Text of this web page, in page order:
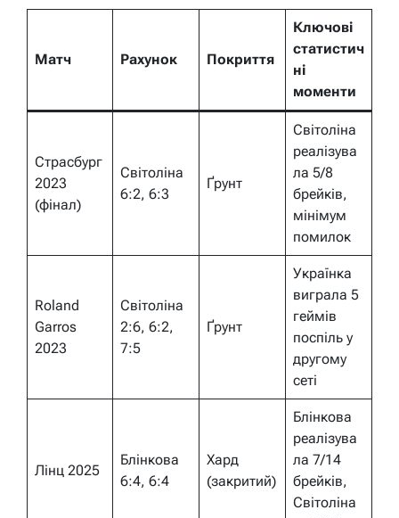
Матч Рахунок Покриття
Ключові
статистич
ні
моменти
Страсбург
2023
(фінал)
Світоліна
6:2, 6:3
Ґрунт
Світоліна
реалізува
ла 5/8
брейків,
мінімум
помилок
Roland
Garros
2023
Світоліна
2:6, 6:2,
7:5
Ґрунт
Українка
виграла 5
геймів
поспіль у
другому
сеті
Лінц 2025
Блінкова
6:4, 6:4
Хард
(закритий)
Блінкова
реалізува
ла 7/14
брейків,
Світоліна